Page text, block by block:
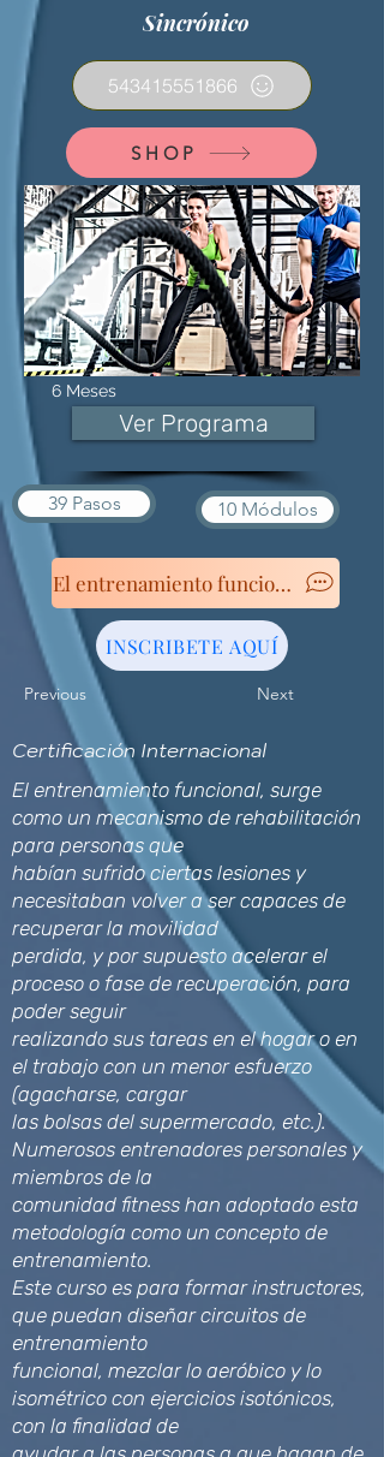
Sincrónico
543415551866
SHOP
6 Meses
Ver Programa
39 Pasos 10 Módulos
INSCRIBETE AQUÍ
Previous Next
Certificación Internacional
El entrenamiento funcional, surge
como un mecanismo de rehabilitación
para personas que
habían sufrido ciertas lesiones y
necesitaban volver a ser capaces de
recuperar la movilidad
perdida, y por supuesto acelerar el
proceso o fase de recuperación, para
poder seguir
realizando sus tareas en el hogar o en
el trabajo con un menor esfuerzo
(agacharse, cargar
las bolsas del supermercado, etc.).
Numerosos entrenadores personales y
miembros de la
comunidad fitness han adoptado esta
metodología como un concepto de
entrenamiento.
Este curso es para formar instructores,
que puedan diseñar circuitos de
entrenamiento
funcional, mezclar lo aeróbico y lo
isométrico con ejercicios isotónicos,
con la finalidad de